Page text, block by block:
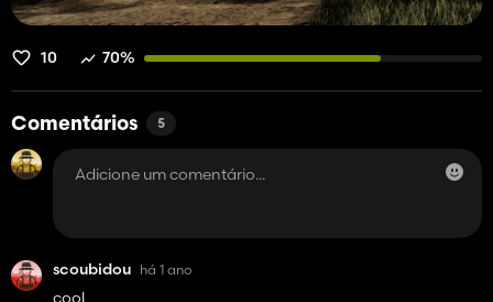
10 70%
Comentários 5
scoubidou há 1 ano
cool